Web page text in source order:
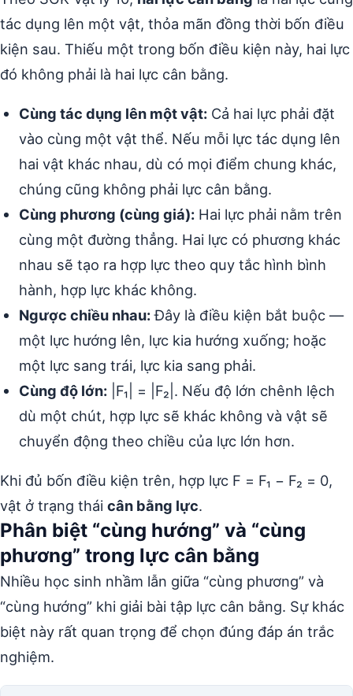
tác dụng lên một vật, thỏa mãn đồng thời bốn điều
kiện sau. Thiếu một trong bốn điều kiện này, hai lực
đó không phải là hai lực cân bằng.
Cùng tác dụng lên một vật: Cả hai lực phải đặt
vào cùng một vật thể. Nếu mỗi lực tác dụng lên
hai vật khác nhau, dù có mọi điểm chung khác,
chúng cũng không phải lực cân bằng.
Cùng phương (cùng giá): Hai lực phải nằm trên
cùng một đường thẳng. Hai lực có phương khác
nhau sẽ tạo ra hợp lực theo quy tắc hình bình
hành, hợp lực khác không.
Ngược chiều nhau:Đây là điều kiện bắt buộc —
một lực hướng lên, lực kia hướng xuống; hoặc
một lực sang trái, lực kia sang phải.
Cùng độ lớn: |F₁| = |F₂|. Nếu độ lớn chênh lệch
dù một chút, hợp lực sẽ khác không và vật sẽ
chuyển động theo chiều của lực lớn hơn.
Khi đủ bốn điều kiện trên, hợp lực F = F₁ − F₂ = 0,
vật ở trạng thái cân bằng lực.
Phân biệt “cùng hướng” và “cùng
phương” trong lực cân bằng
Nhiều học sinh nhầm lẫn giữa “cùng phương” và
“cùng hướng” khi giải bài tập lực cân bằng. Sự khác
biệt này rất quan trọng để chọn đúng đáp án trắc
nghiệm.